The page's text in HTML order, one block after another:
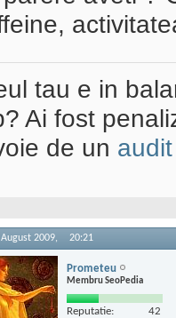
tau e in
Ai fost
de un
2009, 20:21
Prometeu
Membru SeoPedia
Reputatie: 42